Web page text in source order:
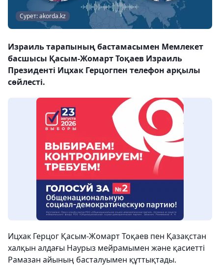
Сурет: akorda.kz
Израиль тарапының бастамасымен Мемлекет
басшысы Қасым-Жомарт Тоқаев Израиль
Президенті Ицхак Герцогпен телефон арқылы
сөйлесті.
Ицхак Герцог Қасым-Жомарт Тоқаев пен Қазақстан
халқын алдағы Наурыз мейрамымен және қасиетті
Рамазан айының басталуымен құттықтады.